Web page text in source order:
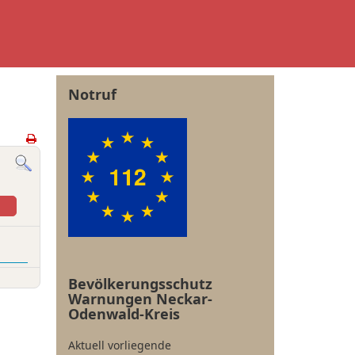
Notruf
Bevölkerungsschutz
Warnungen Neckar-
Odenwald-Kreis
Aktuell vorliegende